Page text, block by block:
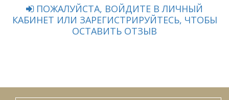
ПОЖАЛУЙСТА, ВОЙДИТЕ В ЛИЧНЫЙ
КАБИНЕТ ИЛИ ЗАРЕГИСТРИРУЙТЕСЬ, ЧТОБЫ
ОСТАВИТЬ ОТЗЫВ